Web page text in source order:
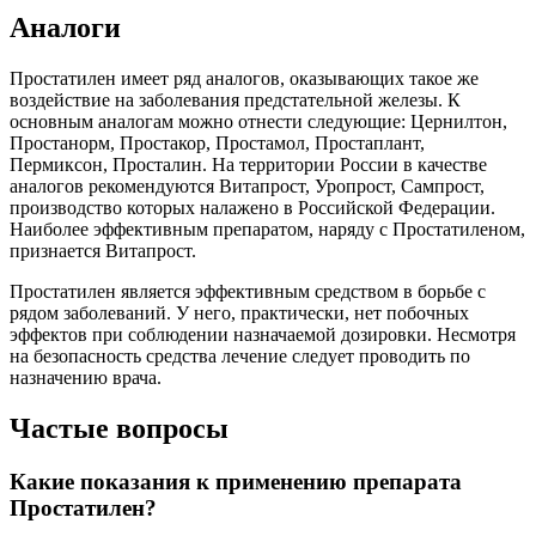
Аналоги
Простатилен имеет ряд аналогов, оказывающих такое же
воздействие на заболевания предстательной железы. К
основным аналогам можно отнести следующие: Цернилтон,
Простанорм, Простакор, Простамол, Простаплант,
Пермиксон, Просталин. На территории России в качестве
аналогов рекомендуются Витапрост, Уропрост, Сампрост,
производство которых налажено в Российской Федерации.
Наиболее эффективным препаратом, наряду с Простатиленом,
признается Витапрост.
Простатилен является эффективным средством в борьбе с
рядом заболеваний. У него, практически, нет побочных
эффектов при соблюдении назначаемой дозировки. Несмотря
на безопасность средства лечение следует проводить по
назначению врача.
Частые вопросы
Какие показания к применению препарата
Простатилен?